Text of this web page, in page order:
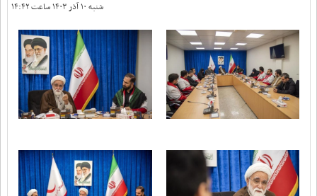
شنبه ۱۰ آذر ۱۴۰۳ ساعت ۱۴:۴۲